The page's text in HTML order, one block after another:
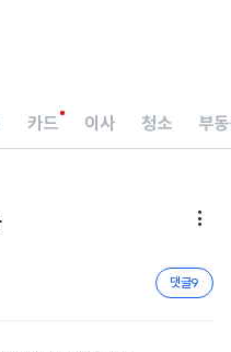
카드 이사 청소 부

댓글9